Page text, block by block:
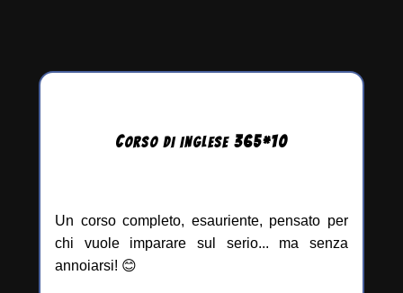
CORSO DI INGLESE 365*10
Un corso completo, esauriente, pensato per
chi vuole imparare sul serio... ma senza
annoiarsi! 😊